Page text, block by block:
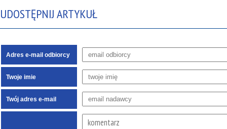
UDOSTĘPNIJ ARTYKUŁ
Adres e-mail odbiorcy
Twoje imie
Twój adres e-mail